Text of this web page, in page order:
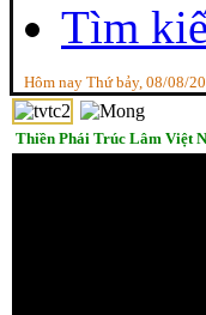
Tìm
Hôm nay Thứ bảy, 08/08/
Thiền Phái Trúc Lâm Việt